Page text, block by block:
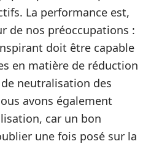
La performance est,
de nos préoccupations :
doit être capable
en matière de réduction
neutralisation des
avons également
car un bon
une fois posé sur la